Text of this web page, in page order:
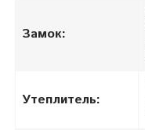
Замок:
Утеплитель: